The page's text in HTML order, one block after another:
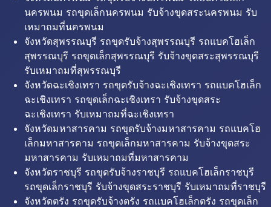
นครพนม รถขุดเล็กนครพนม รับจ้างขุดสระนครพนม รับ
เหมาถมที่นครพนม
จังหวัดสุพรรณบุรี รถขุดรับจ้างสุพรรณบุรี รถแบคโฮเล็ก
สุพรรณบุรี รถขุดเล็กสุพรรณบุรี รับจ้างขุดสระสุพรรณบุรี
รับเหมาถมที่สุพรรณบุรี
จังหวัดฉะเชิงเทรา รถขุดรับจ้างฉะเชิงเทรา รถแบคโฮเล็ก
ฉะเชิงเทรา รถขุดเล็กฉะเชิงเทรา รับจ้างขุดสระ
ฉะเชิงเทรา รับเหมาถมที่ฉะเชิงเทรา
จังหวัดมหาสารคาม รถขุดรับจ้างมหาสารคาม รถแบคโฮ
เล็กมหาสารคาม รถขุดเล็กมหาสารคาม รับจ้างขุดสระ
มหาสารคาม รับเหมาถมที่มหาสารคาม
จังหวัดราชบุรี รถขุดรับจ้างราชบุรี รถแบคโฮเล็กราชบุรี
รถขุดเล็กราชบุรี รับจ้างขุดสระราชบุรี รับเหมาถมที่ราชบุรี
จังหวัดตรัง รถขุดรับจ้างตรัง รถแบคโฮเล็กตรัง รถขุดเล็ก